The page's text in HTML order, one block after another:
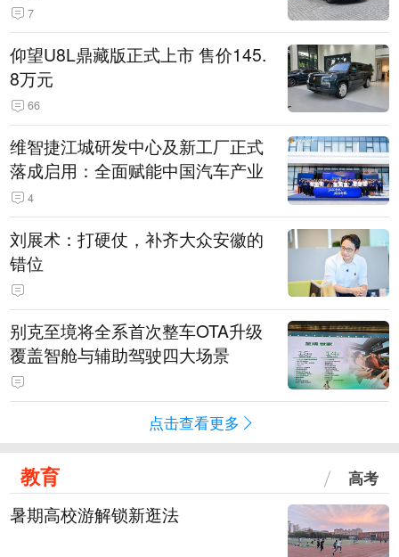
7
仰望U8L鼎藏版正式上市 售价145.
8万元
66
维智捷江城研发中心及新工厂正式
落成启用：全面赋能中国汽车产业
4
刘展术：打硬仗，补齐大众安徽的
错位
别克至境将全系首次整车OTA升级
覆盖智舱与辅助驾驶四大场景
点击查看更多
教育 高考
暑期高校游解锁新逛法